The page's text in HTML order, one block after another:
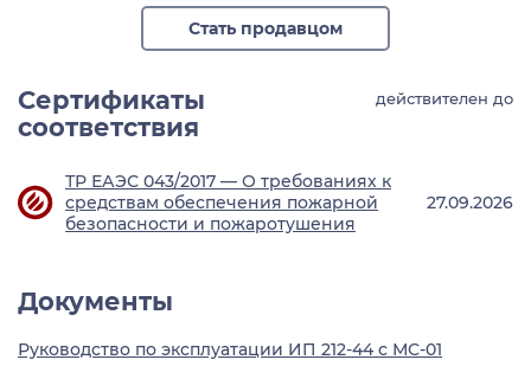
Стать продавцом
Сертификаты
соответствия
действителен до
ТР ЕАЭС 043/2017 — О требованиях к
средствам обеспечения пожарной
безопасности и пожаротушения
27.09.2026
Документы
Руководство по эксплуатации ИП 212-44 с МС-01